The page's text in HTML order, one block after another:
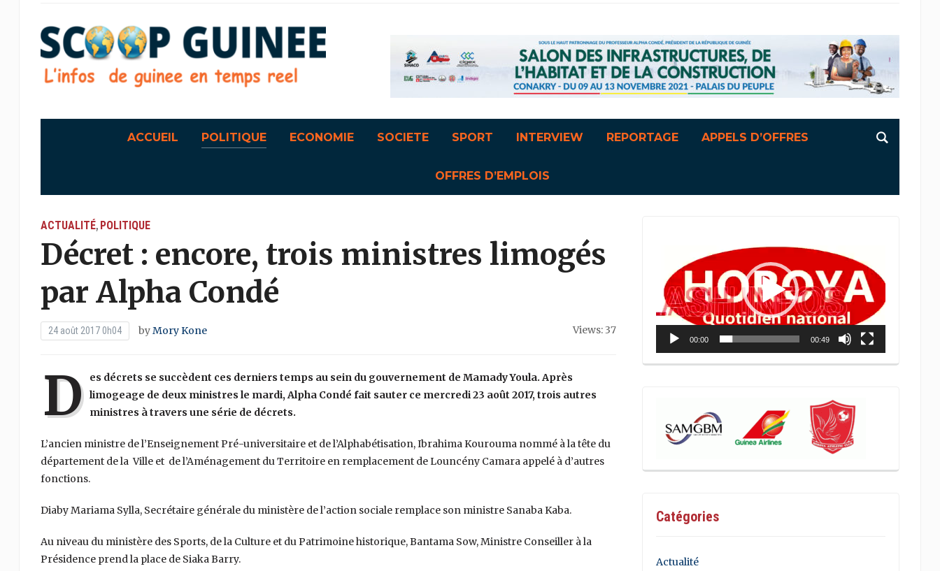
ACCUEIL POLITIQUE ECONOMIE SOCIETE SPORT INTERVIEW REPORTAGE APPELS D’OFFRES
OFFRES D’EMPLOIS
ACTUALITÉ, POLITIQUE
Décret : encore, trois ministres limogés
par Alpha Condé
24 août 2017 0h04 byMory Kone Views: 37
D
es décrets se succèdent ces derniers temps au sein du gouvernement de Mamady Youla. Après
limogeage de deux ministres le mardi, Alpha Condé fait sauter ce mercredi 23 août 2017, trois autres
ministres à travers une série de décrets.
L’ancien ministre de l’Enseignement Pré-universitaire et de l’Alphabétisation, Ibrahima Kourouma nommé à la tête du
département de la Ville et de l’Aménagement du Territoire en remplacement de Louncény Camara appelé à d’autres
fonctions.
Diaby Mariama Sylla, Secrétaire générale du ministère de l’action sociale remplace son ministre Sanaba Kaba.
Au niveau du ministère des Sports, de la Culture et du Patrimoine historique, Bantama Sow, Ministre Conseiller à la
Présidence prend la place de Siaka Barry.
00:00 00:49
Catégories
Actualité